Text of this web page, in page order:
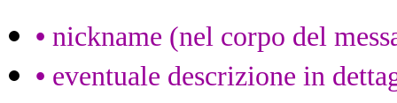
• nickname (nel corpo del
• eventuale descrizione in